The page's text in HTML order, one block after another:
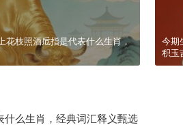
花枝照酒卮指是代表什么生肖，
今期
积玉
什么生肖，经典词汇释义甄选